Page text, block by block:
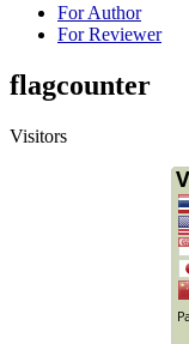
For Author
For Reviewer
flagcounter
Visitors